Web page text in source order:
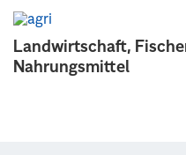
Landwirtschaft,
Nahrungsmittel